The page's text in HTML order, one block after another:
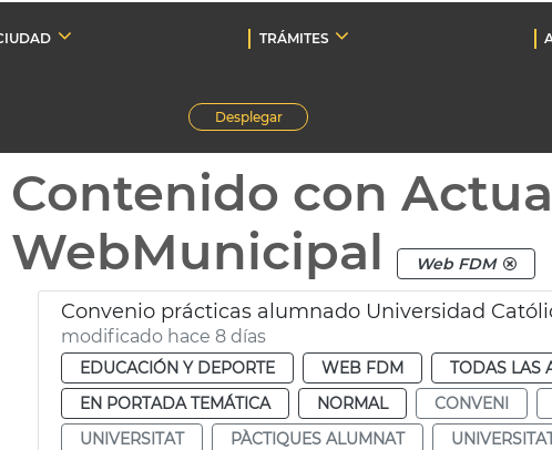
TRÁMITES
Desplegar
Contenido con
WebMunicipal
Web FDM
Convenio prácticas alumnado Universidad
modificado hace 8 días
EDUCACIÓN Y DEPORTE WEB FDM TODAS LAS
EN PORTADA TEMÁTICA
NORMAL CONVENI
UNIVERSITAT
PÀCTIQUES ALUMNAT